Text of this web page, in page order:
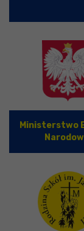
Ministerstwo